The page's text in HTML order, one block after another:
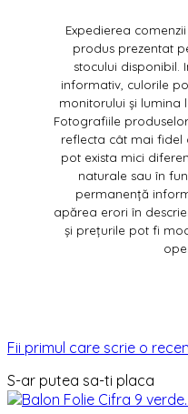
Expedierea
produs prezentat
stocului disponibil.
informativ, culorile
monitorului și lumina
Fotografiile
reflecta cât mai fidel
pot exista mici
naturale sau în
permanență
apărea erori în
și prețurile pot fi
Fii primul care scrie o
S-ar putea sa-ti placa